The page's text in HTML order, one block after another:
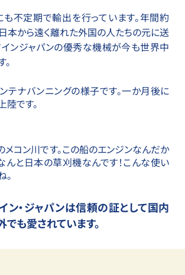
不定期で輸出を行っています。年間約
本から遠く離れた外国の人たちの元に送
インジャパンの優秀な機械が今も世界中
テナバンニングの様子です。一か月後に
陸です。
メコン川です。この船のエンジンなんだか
んと日本の草刈機なんです！こんな使い
ン・ジャパンは信頼の証として国内
も愛されています。